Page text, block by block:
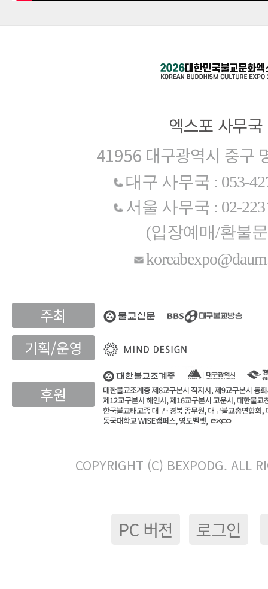
엑스포 사무국
41956 대구광역시 중구
대구 사무국 : 053-
서울 사무국 : 02-
(입장예매/환불
주최
기획/운영
후원
COPYRIGHT (C) BEXPODG. ALL
PC 버전 로그인